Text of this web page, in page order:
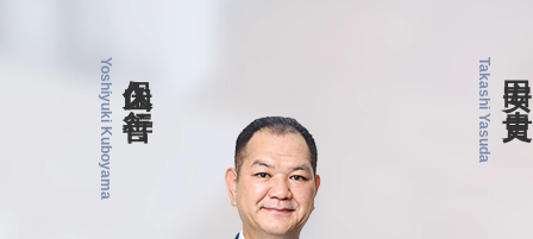
Yoshiyuki Kuboyama Takashi Yasuda